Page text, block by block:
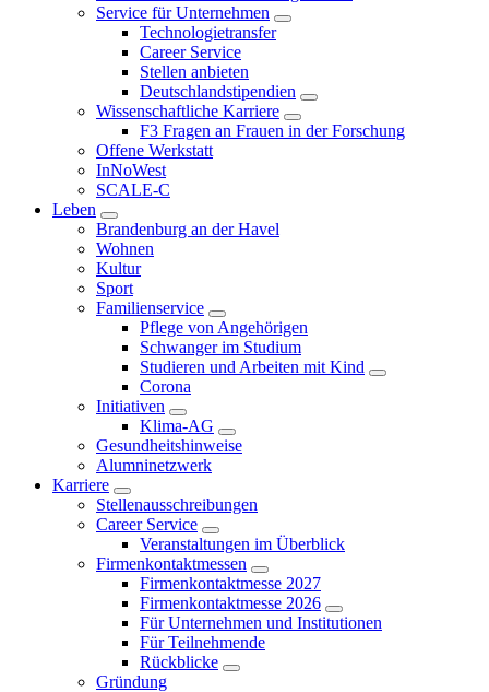
Service für Unternehmen
Technologietransfer
Career Service
Stellen anbieten
Deutschlandstipendien
Wissenschaftliche Karriere
F3 Fragen an Frauen in der Forschung
Offene Werkstatt
InNoWest
SCALE-C
Leben
Brandenburg an der Havel
Wohnen
Kultur
Sport
Familienservice
Pflege von Angehörigen
Schwanger im Studium
Studieren und Arbeiten mit Kind
Corona
Initiativen
Klima-AG
Gesundheitshinweise
Alumninetzwerk
Karriere
Stellenausschreibungen
Career Service
Veranstaltungen im Überblick
Firmenkontaktmessen
Firmenkontaktmesse 2027
Firmenkontaktmesse 2026
Für Unternehmen und Institutionen
Für Teilnehmende
Rückblicke
Gründung